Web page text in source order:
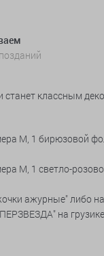
станет классным
М, 1 бирюзовой
М, 1 светло-
ажурные"либо
на